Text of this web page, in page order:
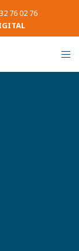
76 02 76